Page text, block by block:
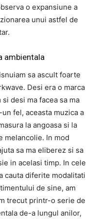
o expansiune a
unui astfel de
ambientala
sa ascult foarte
Desi era o marca
desi ma facea sa ma
fel, aceasta muzica a
la angoasa si la
melancolie. In mod
sa ma eliberez si sa
in acelasi timp. In cele
cauta diferite modalitati
de sine, am
trecut printr-o serie de
de-a lungul anilor,